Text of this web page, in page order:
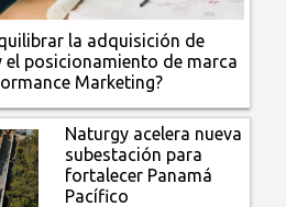
la adquisición de
el posicionamiento de marca
Marketing?
Naturgy acelera nueva
subestación para
fortalecer Panamá
Pacífico